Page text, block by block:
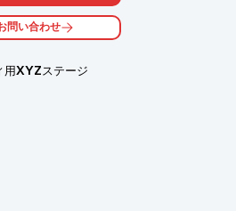
ングディスタンス、計測範囲、動画解
問い合わせ
用XYZステージ